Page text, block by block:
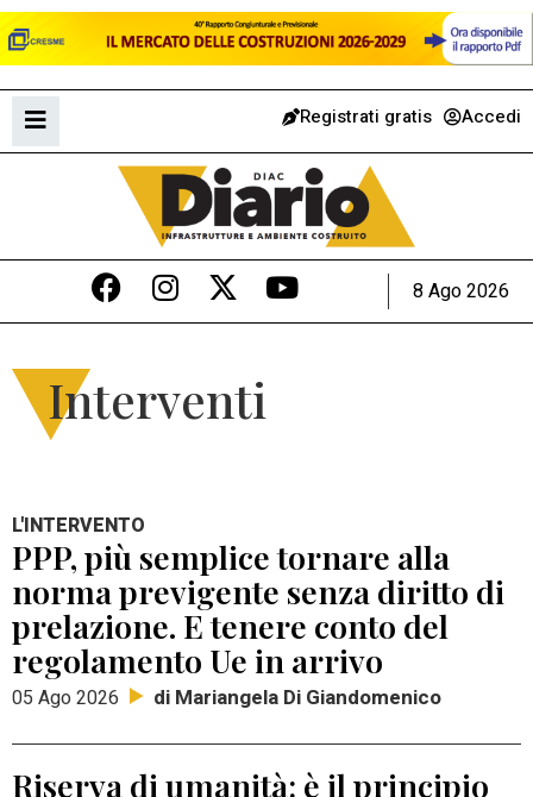
Registrati gratis Accedi
8 Ago 2026
Interventi
L'INTERVENTO
PPP, più semplice tornare alla
norma previgente senza diritto di
prelazione. E tenere conto del
regolamento Ue in arrivo
05 Ago 2026 di Mariangela Di Giandomenico
Riserva di umanità: è il principio